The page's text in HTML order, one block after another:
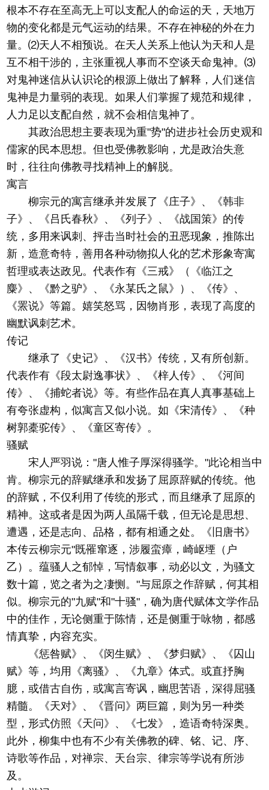
根本不存在至高无上可以支配人的命运的天，天地万
物的变化都是元气运动的结果。不存在神秘的外在力
量。⑵天人不相预说。在天人关系上他认为天和人是
互不相干涉的，主张重视人事而不空谈天命鬼神。⑶
对鬼神迷信从认识论的根源上做出了解释，人们迷信
鬼神是力量弱的表现。如果人们掌握了规范和规律，
人力足以支配自然，就不会相信鬼神了。
其政治思想主要表现为重"势"的进步社会历史观和
儒家的民本思想。但也受佛教影响，尤是政治失意
时，往往向佛教寻找精神上的解脱。
寓言
柳宗元的寓言继承并发展了《庄子》、《韩非
子》、《吕氏春秋》、《列子》、《战国策》的传
统，多用来讽刺、抨击当时社会的丑恶现象，推陈出
新，造意奇特，善用各种动物拟人化的艺术形象寄寓
哲理或表达政见。代表作有《三戒》（《临江之
麋》、《黔之驴》、《永某氏之鼠》）、《传》、
《罴说》等篇。嬉笑怒骂，因物肖形，表现了高度的
幽默讽刺艺术。
传记
继承了《史记》、《汉书》传统，又有所创新。
代表作有《段太尉逸事状》、《梓人传》、《河间
传》、《捕蛇者说》等。有些作品在真人真事基础上
有夸张虚构，似寓言又似小说。如《宋清传》、《种
树郭橐驼传》、《童区寄传》。
骚赋
宋人严羽说："唐人惟子厚深得骚学。"此论相当中
肯。柳宗元的辞赋继承和发扬了屈原辞赋的传统。他
的辞赋，不仅利用了传统的形式，而且继承了屈原的
精神。这或者是因为两人虽隔千载，但无论是思想、
遭遇，还是志向、品格，都有相通之处。《旧唐书》
本传云柳宗元"既罹窜逐，涉履蛮瘴，崎岖堙（户
乙）。蕴骚人之郁悼，写情叙事，动必以文，为骚文
数十篇，览之者为之凄恻。"与屈原之作辞赋，何其相
似。柳宗元的"九赋"和"十骚"，确为唐代赋体文学作品
中的佳作，无论侧重于陈情，还是侧重于咏物，都感
情真挚，内容充实。
《惩咎赋》、《闵生赋》、《梦归赋》、《囚山
赋》等，均用《离骚》、《九章》体式。或直抒胸
臆，或借古自伤，或寓言寄讽，幽思苦语，深得屈骚
精髓。《天对》、《晋问》两巨篇，则为另一种类
型，形式仿照《天问》、《七发》，造语奇特深奥。
此外，柳集中也有不少有关佛教的碑、铭、记、序、
诗歌等作品，对禅宗、天台宗、律宗等学说有所涉
及。